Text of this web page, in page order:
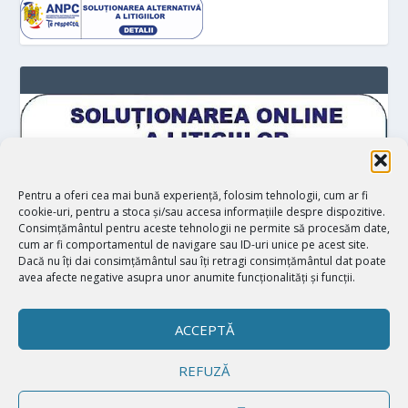
Pentru a oferi cea mai bună experiență, folosim tehnologii, cum ar fi
cookie-uri, pentru a stoca și/sau accesa informațiile despre dispozitive.
Consimțământul pentru aceste tehnologii ne permite să procesăm date,
cum ar fi comportamentul de navigare sau ID-uri unice pe acest site.
Dacă nu îți dai consimțământul sau îți retragi consimțământul dat poate
avea afecte negative asupra unor anumite funcționalități și funcții.
ACCEPTĂ
REFUZĂ
Proiectat deElegant Themes| Realizat deWordPress